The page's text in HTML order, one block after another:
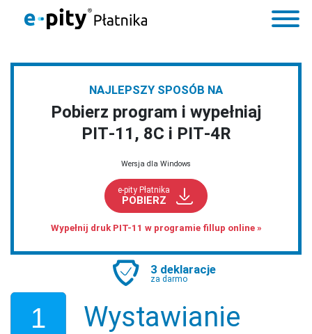
NAJLEPSZY SPOSÓB NA
Pobierz program i wypełniaj
PIT‑11, 8C i PIT‑4R
Wersja dla Windows
e-pity Płatnika
POBIERZ
Wypełnij druk PIT-11 w programie fillup online »
3 deklaracje
za darmo
1
Wystawianie